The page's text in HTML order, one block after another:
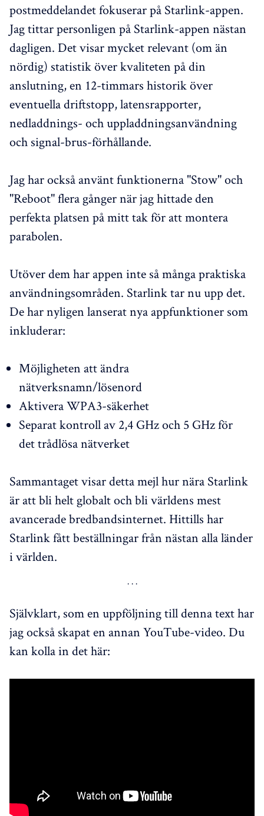
postmeddelandet fokuserar på Starlink-appen.
Jag tittar personligen på Starlink-appen nästan
dagligen. Det visar mycket relevant (om än
nördig) statistik över kvaliteten på din
anslutning, en 12-timmars historik över
eventuella driftstopp, latensrapporter,
nedladdnings- och uppladdningsanvändning
och signal-brus-förhållande.
Jag har också använt funktionerna "Stow" och
"Reboot" flera gånger när jag hittade den
perfekta platsen på mitt tak för att montera
parabolen.
Utöver dem har appen inte så många praktiska
användningsområden. Starlink tar nu upp det.
De har nyligen lanserat nya appfunktioner som
inkluderar:
Möjligheten att ändra
nätverksnamn/lösenord
Aktivera WPA3-säkerhet
Separat kontroll av 2,4 GHz och 5 GHz för
det trådlösa nätverket
Sammantaget visar detta mejl hur nära Starlink
är att bli helt globalt och bli världens mest
avancerade bredbandsinternet. Hittills har
Starlink fått beställningar från nästan alla länder
i världen.
Självklart, som en uppföljning till denna text har
jag också skapat en annan YouTube-video. Du
kan kolla in det här: